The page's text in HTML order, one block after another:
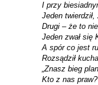
I przy
Jeden twierdził,
Drugi – że to
Jeden zwał się
A spór co jest
Rozsądził
„Znasz bieg
Kto z nas